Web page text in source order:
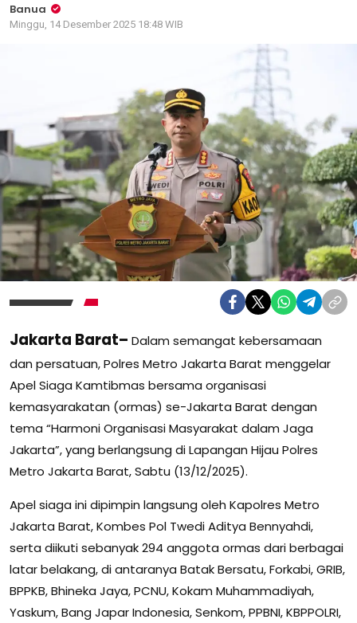
Banua
Minggu, 14 Desember 2025 18:48 WIB
Jakarta Barat– Dalam semangat kebersamaan
dan persatuan, Polres Metro Jakarta Barat menggelar
Apel Siaga Kamtibmas bersama organisasi
kemasyarakatan (ormas) se-Jakarta Barat dengan
tema “Harmoni Organisasi Masyarakat dalam Jaga
Jakarta”, yang berlangsung di Lapangan Hijau Polres
Metro Jakarta Barat, Sabtu (13/12/2025).
Apel siaga ini dipimpin langsung oleh Kapolres Metro
Jakarta Barat, Kombes Pol Twedi Aditya Bennyahdi,
serta diikuti sebanyak 294 anggota ormas dari berbagai
latar belakang, di antaranya Batak Bersatu, Forkabi, GRIB,
BPPKB, Bhineka Jaya, PCNU, Kokam Muhammadiyah,
Yaskum, Bang Japar Indonesia, Senkom, PPBNI, KBPPOLRI,